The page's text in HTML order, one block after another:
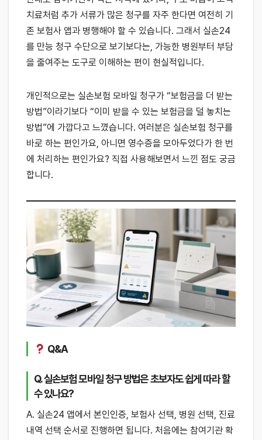
치료처럼 추가 서류가 많은 청구를 자주 한다면 여전히 기
존 보험사 앱과 병행해야 할 수 있습니다. 그래서 실손24
를 만능 청구 수단으로 보기보다는, 가능한 병원부터 부담
을 줄여주는 도구로 이해하는 편이 현실적입니다.
개인적으로는 실손보험 모바일 청구가 “보험금을 더 받는
방법”이라기보다 “이미 받을 수 있는 보험금을 덜 놓치는
방법”에 가깝다고 느꼈습니다. 여러분은 실손보험 청구를
바로 하는 편인가요, 아니면 영수증을 모아두었다가 한 번
에 처리하는 편인가요? 직접 사용해보면서 느낀 점도 궁금
합니다.
Q&A
Q. 실손보험 모바일 청구 방법은 초보자도 쉽게 따라 할
수 있나요?
A. 실손24 앱에서 본인인증, 보험사 선택, 병원 선택, 진료
내역 선택 순서로 진행하면 됩니다. 처음에는 참여기관 확